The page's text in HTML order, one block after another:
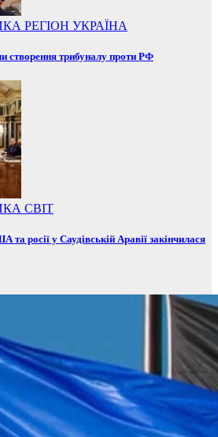
РЕГІОН УКРАЇНА
створення трибуналу проти РФ
СВІТ
та росії у Саудівській Аравії закінчилася